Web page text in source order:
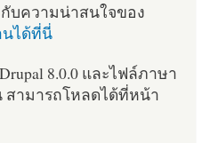
กับความน่าสนใจของ
นได้ที่นี่
8.0.0 และไฟล์ภาษา
ามารถโหลดได้ที่หน้า